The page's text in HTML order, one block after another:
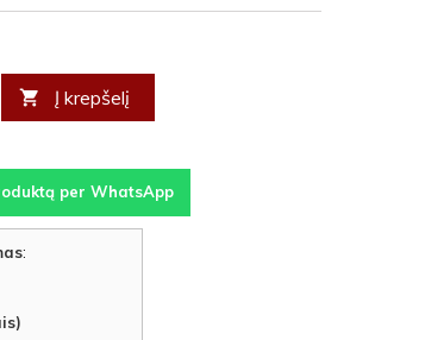
 Į krepšelį
per WhatsApp
: